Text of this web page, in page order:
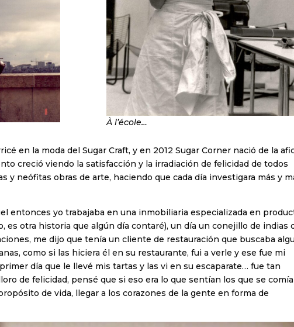
À l’école…
en la moda del Sugar Craft, y en 2012 Sugar Corner nació de la
creció viendo la satisfacción y la irradiación de felicidad de todos
y neófitas obras de arte, haciendo que cada día investigara más y
entonces yo trabajaba en una inmobiliaria especializada en
es otra historia que algún día contaré), un día un conejillo de indias
me dijo que tenía un cliente de restauración que buscaba
como si las hiciera él en su restaurante, fui a verle y ese fue mi
día que le llevé mis tartas y las vi en su escaparate… fue tan
de felicidad, pensé que si eso era lo que sentían los que se
de vida, llegar a los corazones de la gente en forma de